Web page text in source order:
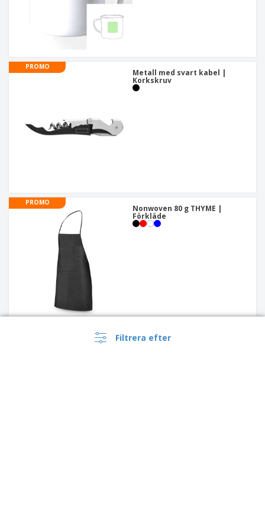
Filtrera efter
PROMO
Metall med svart kabel |
Korkskruv
PROMO
Nonwoven 80 g THYME |
Förkläde
Förkläde COFFEE |